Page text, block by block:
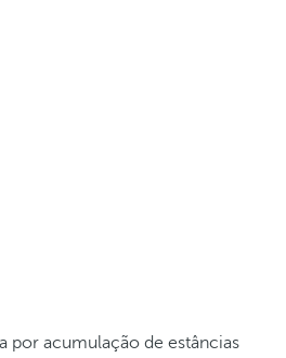
por acumulação de estâncias